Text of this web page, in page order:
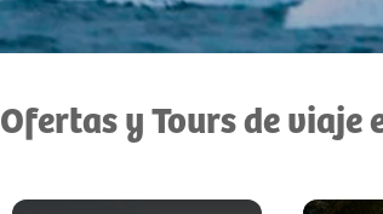
Ofertas y Tours de viaje